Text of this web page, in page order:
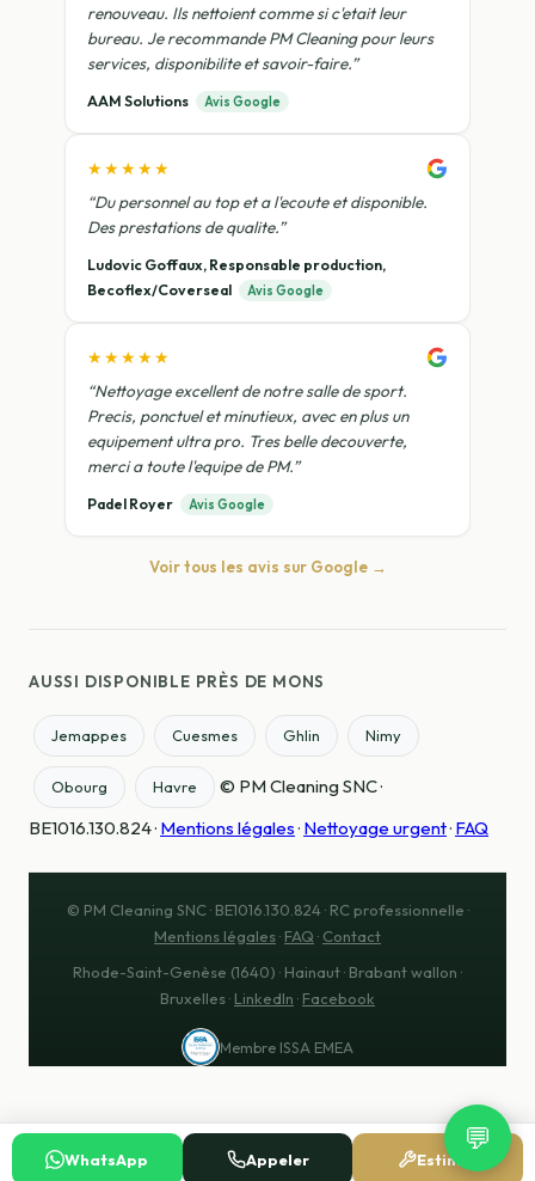
renouveau. Ils nettoient comme si c'etait leur
bureau. Je recommande PM Cleaning pour leurs
services, disponibilite et savoir-faire.”
AAM Solutions Avis Google
★★★★★
“Du personnel au top et a l'ecoute et disponible.
Des prestations de qualite.”
Ludovic Goffaux, Responsable production,
Becoflex/Coverseal
Avis Google
★★★★★
“Nettoyage excellent de notre salle de sport.
Precis, ponctuel et minutieux, avec en plus un
equipement ultra pro. Tres belle decouverte,
merci a toute l'equipe de PM.”
Padel Royer Avis Google
Voir tous les avis sur Google →
AUSSI DISPONIBLE PRÈS DE MONS
Jemappes Cuesmes Ghlin Nimy
Obourg Havre
© PM Cleaning SNC ·
BE1016.130.824 · Mentions légales· Nettoyage urgent· FAQ
© PM Cleaning SNC · BE1016.130.824 · RC professionnelle ·
Mentions légales· FAQ · Contact
Rhode-Saint-Genèse (1640) · Hainaut · Brabant wallon ·
Bruxelles · LinkedIn · Facebook
Membre ISSA EMEA
💬
WhatsApp Appeler Estimer